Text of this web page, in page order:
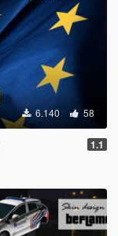
6.140 58
1.1